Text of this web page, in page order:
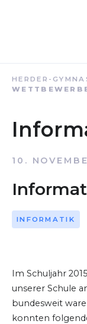
HERDER-
10.
INFORMATIK
Im Schuljahr
unserer Schule
bundesweit
konnten